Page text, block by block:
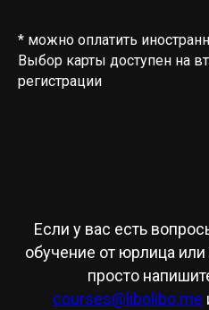
* можно оплатить
Выбор карты доступен на
регистрации
Если у вас есть
обучение от юрлица или
просто
courses@libolibo.me